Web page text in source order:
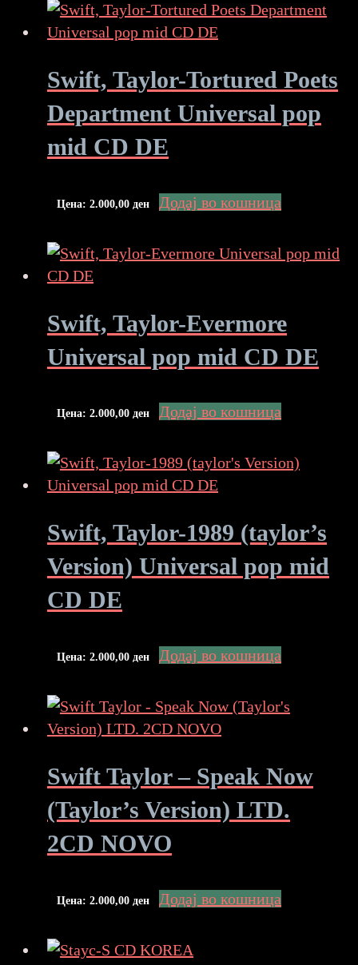
Swift, Taylor-Tortured Poets
Department Universal pop
mid CD DE
Цена: 2.000,00 ден Додај во кошница
Swift, Taylor-Evermore
Universal pop mid CD DE
Цена: 2.000,00 ден Додај во кошница
Swift, Taylor-1989 (taylor’s
Version) Universal pop mid
CD DE
Цена: 2.000,00 ден Додај во кошница
Swift Taylor – Speak Now
(Taylor’s Version) LTD.
2CD NOVO
Цена: 2.000,00 ден Додај во кошница